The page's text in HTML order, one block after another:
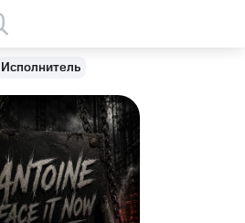
Исполнитель